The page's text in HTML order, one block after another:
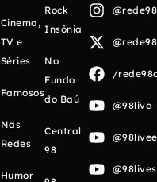
Cinema,
TV e
Séries
Famosos
Nas
Redes
Humor
Rock
Insônia
No
Fundo
do Baú
Central
98
/
@98live